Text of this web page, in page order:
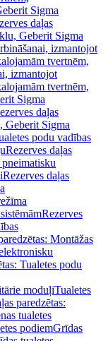
Sigma
daļas
Geberit Sigma
izmantojot
tvertnēm,
izmantojot
tvertnēm,
Sigma
daļas
Geberit Sigma
podu vadības
Rezerves daļas
pneimatisku
Rezerves daļas
Rezerves
Montāžas
Tualetes podu
moduļiTualetes
paredzētas:
tualetes
podiemGrīdas